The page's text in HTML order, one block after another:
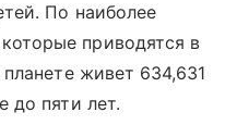
По наиболее
приводятся в
живет 634,631
до пяти лет.